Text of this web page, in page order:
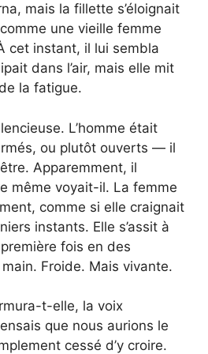
mais la fillette s’éloignait
une vieille femme
cet instant, il lui sembla
dans l’air, mais elle mit
la fatigue.
L’homme était
ou plutôt ouverts — il
Apparemment, il
même voyait-il. La femme
comme si elle craignait
instants. Elle s’assit à
fois en des
Froide. Mais vivante.
t-elle, la voix
que nous aurions le
cessé d’y croire.